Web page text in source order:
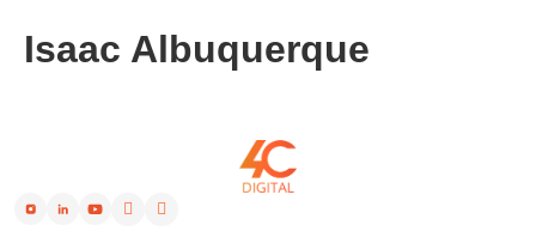
Isaac Albuquerque